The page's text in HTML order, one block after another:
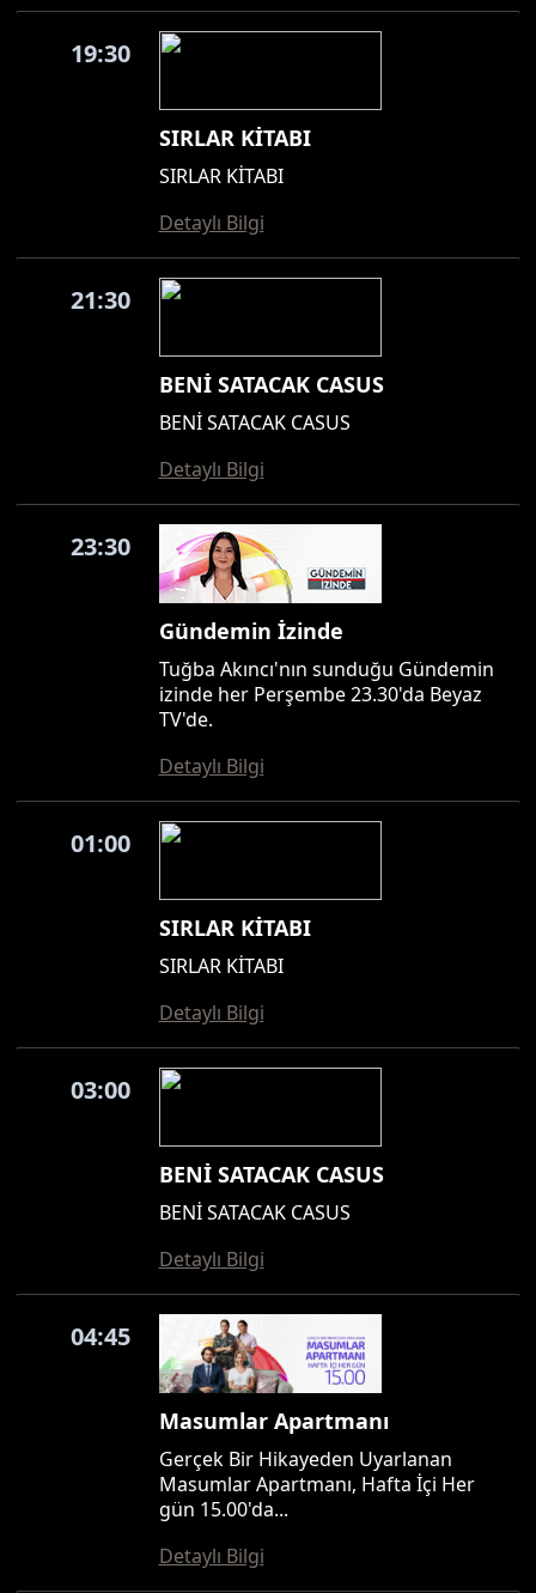
19:30
SIRLAR KİTABI
SIRLAR KİTABI
Detaylı Bilgi
21:30
BENİ SATACAK CASUS
BENİ SATACAK CASUS
Detaylı Bilgi
23:30
Gündemin İzinde
Tuğba Akıncı'nın sunduğu Gündemin
izinde her Perşembe 23.30'da Beyaz
TV'de.
Detaylı Bilgi
01:00
SIRLAR KİTABI
SIRLAR KİTABI
Detaylı Bilgi
03:00
BENİ SATACAK CASUS
BENİ SATACAK CASUS
Detaylı Bilgi
04:45
Masumlar Apartmanı
Gerçek Bir Hikayeden Uyarlanan
Masumlar Apartmanı, Hafta İçi Her
gün 15.00'da...
Detaylı Bilgi